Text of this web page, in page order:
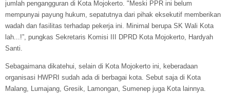
jumlah pengangguran di Kota Mojokerto. "Meski PPR ini belum
mempunyai payung hukum, sepatutnya dari pihak eksekutif memberikan
wadah dan fasilitas terhadap pekerja ini. Minimal berupa SK Wali Kota
lah...!”, pungkas Sekretaris Komisi III DPRD Kota Mojokerto, Hardyah
Santi.
Sebagaimana dikatehui, selain di Kota Mojokerto ini, keberadaan
organisasi HWPRI sudah ada di berbagai kota. Sebut saja di Kota
Malang, Lumajang, Gresik, Lamongan, Sumenep juga Kota lainnya.